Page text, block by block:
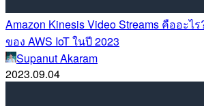
Amazon Kinesis Video Streams คืออะ
ของ AWS IoT ในปี 2023
Supanut Akaram
2023.09.04